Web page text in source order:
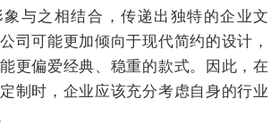
与之相结合，传递出独特的企业文
司可能更加倾向于现代简约的设计，
更偏爱经典、稳重的款式。因此，在
制时，企业应该充分考虑自身的行业